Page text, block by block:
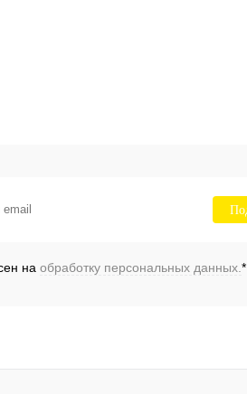
на обработку персональных данных. *